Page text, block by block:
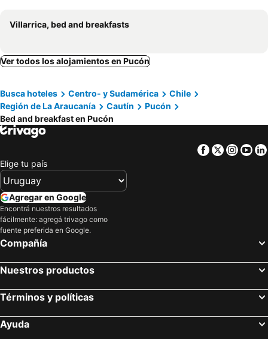
Villarrica, bed and breakfasts
Ver todos los alojamientos en Pucón
Busca hoteles Centro- y Sudamérica
Chile
Región de La Araucanía
Cautín
Pucón
Bed and breakfast en Pucón
Facebook
Twitter
Elige tu país
Agregar en Google
Encontrá nuestros resultados
fácilmente: agregá trivago como
fuente preferida en Google.
Compañía
Nuestros productos
Términos y políticas
Ayuda